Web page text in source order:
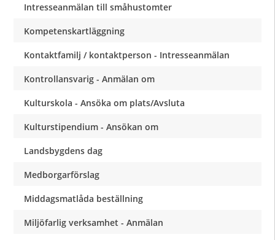
Intresseanmälan till småhustomter
Kompetenskartläggning
Kontaktfamilj / kontaktperson - Intresseanmälan
Kontrollansvarig - Anmälan om
Kulturskola - Ansöka om plats/Avsluta
Kulturstipendium - Ansökan om
Landsbygdens dag
Medborgarförslag
Middagsmatlåda beställning
Miljöfarlig verksamhet - Anmälan